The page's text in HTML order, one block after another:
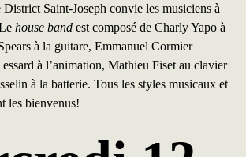
District Saint-Joseph convie les musiciens à
house band est composé de Charly Yapo à
à la guitare, Emmanuel Cormier
à l’animation, Mathieu Fiset au clavier
à la batterie. Tous les styles musicaux et
les bienvenus!